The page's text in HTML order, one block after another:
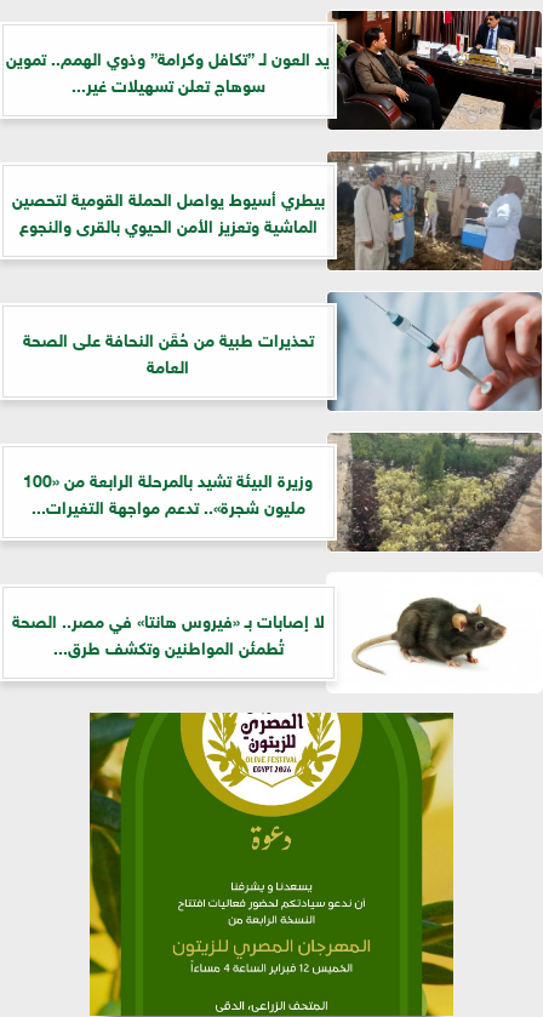
يد العون لـ ”تكافل وكرامة” وذوي الهمم.. تموين
سوهاج تعلن تسهيلات غير...
بيطري أسيوط يواصل الحملة القومية لتحصين
الماشية وتعزيز الأمن الحيوي بالقرى والنجوع
تحذيرات طبية من حُقَن النحافة على الصحة
العامة
وزيرة البيئة تشيد بالمرحلة الرابعة من «100
مليون شجرة».. تدعم مواجهة التغيرات...
لا إصابات بـ «فيروس هانتا» في مصر.. الصحة
تُطمئن المواطنين وتكشف طرق...